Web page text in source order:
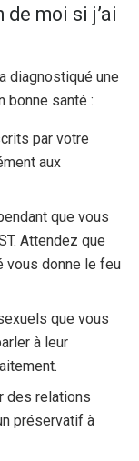
moi si j’ai
diagnostiqué une
bonne santé :
par votre
aux
que vous
Attendez que
vous donne le feu
que vous
à leur
des relations
préservatif à